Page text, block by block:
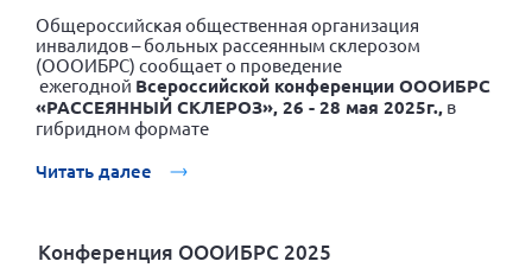
Общероссийская общественная организация
инвалидов – больных рассеянным склерозом
(ОООИБРС) сообщает о проведение
ежегодной Всероссийской конференции ОООИБРС
«РАССЕЯННЫЙ СКЛЕРОЗ», 26 - 28 мая 2025г., в
гибридном формате
Читать далее
Конференция ОООИБРС 2025